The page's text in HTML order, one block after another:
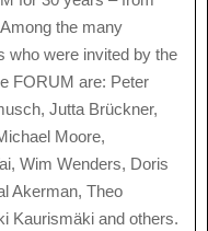
the many
who were invited by the
FORUM are: Peter
Jutta Brückner,
Moore,
Wim Wenders, Doris
Akerman, Theo
Kaurismäki and others.